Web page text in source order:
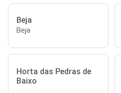
Beja
Beja
Horta das Pedras de
Baixo